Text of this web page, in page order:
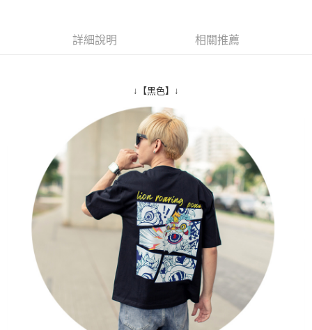
AFTEE先享後付是「在收到商品之後才付款」的支付方式。 讓您購物簡單
３．安心：先確認商品／服務後，再付款。
【「AFTEE先享後付」結帳流程】
１．於結帳方式選擇「AFTEE先享後付」後，將跳轉至「AFTEE先享後付」
結帳頁面，進行簡訊認證並確認金額後，即可完成結帳。
２．訂單成立數日內，您將收到繳費通知簡訊。
３．收到繳費通知簡訊後14天內，點擊此簡訊中的連結，可透過四大超商／
ATM／網路銀行／等多元方式進行付款，方視為交易完成。
※ 請注意：結帳手續完成當下不需立刻繳費，但若您需要取消訂單，請聯絡
購買商品的店家。未經商家同意取消之訂單仍視為有效，需透過AFTEE先享
後付繳納相關費用。
※ 交易是否成功請以「AFTEE先享後付 」之結帳頁面顯示為準，若有關於
是否繳費成功／繳費後需取消欲退款等相關疑問，請聯繫「AFTEE先享後付
客戶支援中心」
https://netprotections.freshdesk.com/support/home
【注意事項】
１．透過由恩沛科技股份有限公司提供之「AFTEE先享後付」服務完成之交
易，需依本服務之必要範圍內提供個人資料，並將交易相關給付款項請求債
權轉讓予恩沛科技股份有限公司。
２．關於個人資料處理事宜，請瀏覽以下網址：
每筆NT$80，滿NT$1,800(含以上)免運費
先付款後全家取貨
每筆NT$80，滿NT$1,800(含以上)免運費
7-11付款取貨
每筆NT$80，滿NT$1,800(含以上)免運費
先付款後7-11取貨
每筆NT$80，滿NT$1,800(含以上)免運費
每筆NT$120，滿NT$3,000(含以上)免運費
詳細說明 相關推薦
↓【黑色】↓